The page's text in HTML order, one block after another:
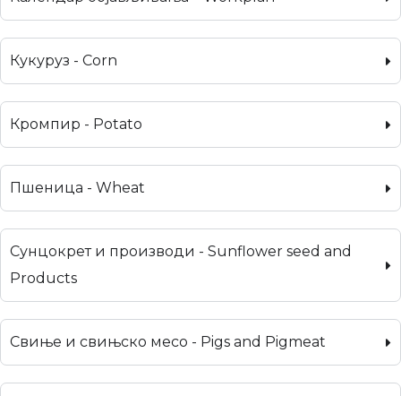
Кукуруз - Corn
Кромпир - Potato
Пшеница - Wheat
Сунцокрет и производи - Sunflower seed and
Products
Свиње и свињско месо - Pigs and Pigmeat